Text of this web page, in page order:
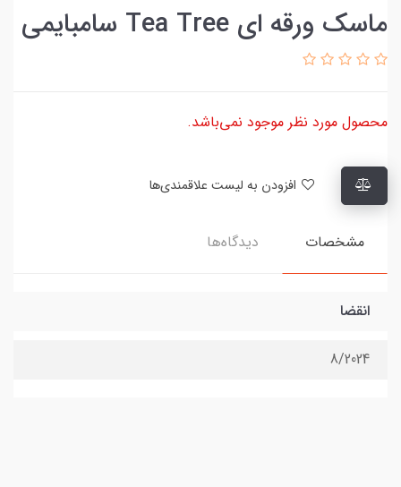
ماسک ورقه ای Tea Tree سامبایمی
محصول مورد نظر موجود نمی‌باشد.
مشخصات دیدگاه‌ها
انقضا
8/2024